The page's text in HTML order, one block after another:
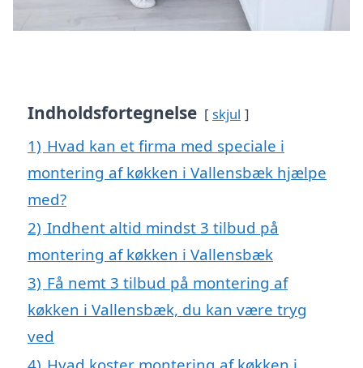
Indholdsfortegnelse skjul
1) Hvad kan et firma med speciale i
montering af køkken i Vallensbæk hjælpe
med?
2) Indhent altid mindst 3 tilbud på
montering af køkken i Vallensbæk
3) Få nemt 3 tilbud på montering af
køkken i Vallensbæk, du kan være tryg
ved